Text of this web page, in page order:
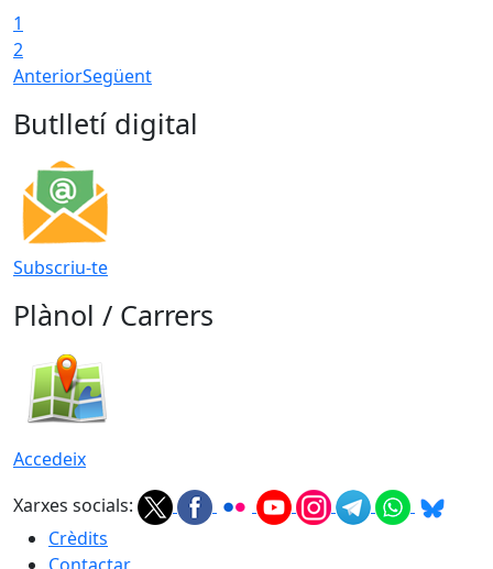
1
2
AnteriorSegüent
Butlletí digital
Subscriu-te
Plànol / Carrers
Accedeix
Xarxes socials:
Crèdits